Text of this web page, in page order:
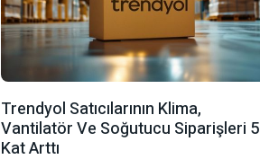
Trendyol Satıcılarının Klima,
Vantilatör ‎ve Soğutucu Siparişleri 5
Kat Arttı